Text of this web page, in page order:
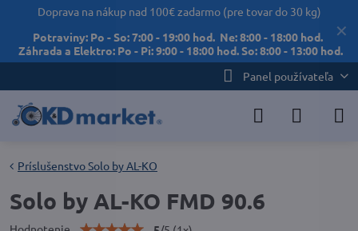
✕
Doprava na nákup nad 100€ zadarmo (pre tovar do 30 kg)
Potraviny: Po - So: 7:00 - 19:00 hod. Ne: 8:00 - 18:00 hod.
Záhrada a Elektro: Po - Pi: 9:00 - 18:00 hod. So: 8:00 - 13:00 hod.
Panel používateľa
Príslušenstvo Solo by AL-KO
Solo by AL-KO FMD 90.6